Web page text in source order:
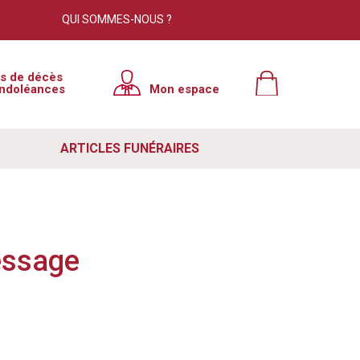
QUI SOMMES-NOUS ?
de décès
Mon espace
ARTICLES FUNÉRAIRES
×
site. Cependant, nous avons
votre navigateur. Si ce n'est pas le
lutte contre le spam. Si vous